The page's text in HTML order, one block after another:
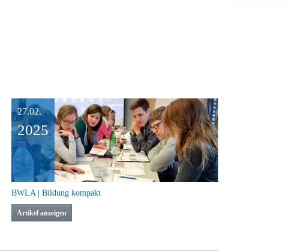
27.02.
2025
BWLA | Bildung kompakt
Artikel anzeigen